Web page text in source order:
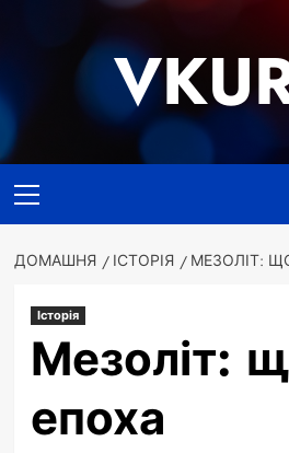
меню
ДОМАШНЯ ІСТОРІЯ МЕЗОЛІТ:
Історія
Мезоліт:
епоха